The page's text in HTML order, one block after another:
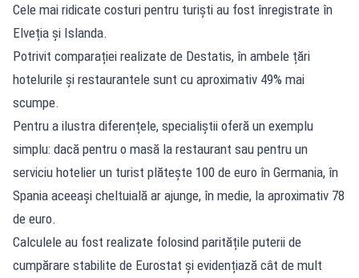
Cele mai ridicate costuri pentru turiști au fost înregistrate în
Elveția și Islanda.
Potrivit comparației realizate de Destatis, în ambele țări
hotelurile și restaurantele sunt cu aproximativ 49% mai
scumpe.
Pentru a ilustra diferențele, specialiștii oferă un exemplu
simplu: dacă pentru o masă la restaurant sau pentru un
serviciu hotelier un turist plătește 100 de euro în Germania, în
Spania aceeași cheltuială ar ajunge, în medie, la aproximativ 78
de euro.
Calculele au fost realizate folosind paritățile puterii de
cumpărare stabilite de Eurostat și evidențiază cât de mult